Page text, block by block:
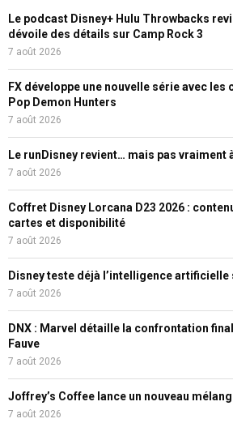
Le podcast Disney+ Hulu Throwbacks
dévoile des détails sur Camp Rock 3
7 août 2026
FX développe une nouvelle série avec
Pop Demon Hunters
7 août 2026
Le runDisney revient… mais pas vraiment
7 août 2026
Coffret Disney Lorcana D23 2026 :
cartes et disponibilité
7 août 2026
Disney teste déjà l’intelligence artificielle
7 août 2026
DNX : Marvel détaille la confrontation
Fauve
7 août 2026
Joffrey’s Coffee lance un nouveau
7 août 2026